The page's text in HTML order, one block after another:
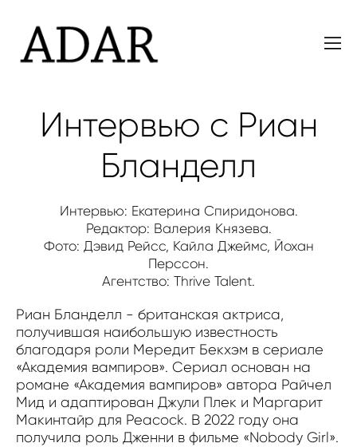
Интервью с Риан
Бланделл
Интервью: Екатерина Спиридонова.
Редактор: Валерия Князева.
Фото: Дэвид Рейсс, Кайла Джеймс, Йохан
Перссон.
Агентство: Thrive Talent.
Риан Бланделл - британская актриса,
получившая наибольшую известность
благодаря роли Мередит Бекхэм в сериале
«Академия вампиров». Сериал основан на
романе «Академия вампиров» автора Райчел
Мид и адаптирован Джули Плек и Маргарит
Макинтайр для Peacock. В 2022 году она
получила роль Дженни в фильме «Nobody Girl».